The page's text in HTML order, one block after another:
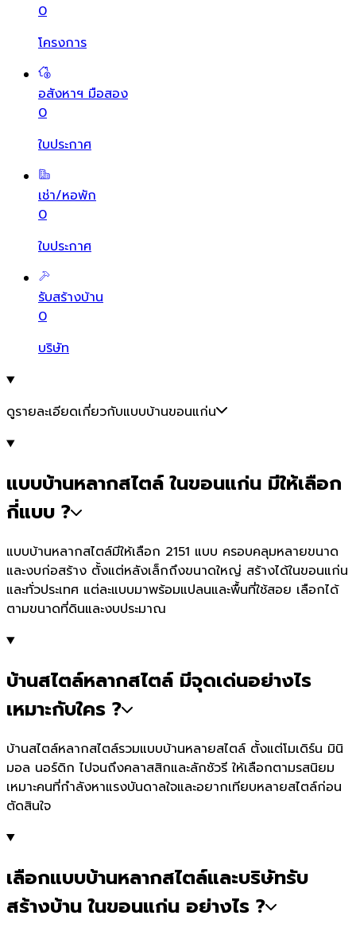
0
โครงการ
อสังหาฯ มือสอง
0
ใบประกาศ
เช่า/หอพัก
0
ใบประกาศ
รับสร้างบ้าน
0
บริษัท
ดูรายละเอียดเกี่ยวกับแบบบ้านขอนแก่น
แบบบ้านหลากสไตล์ ในขอนแก่น มีให้เลือก
กี่แบบ ?
แบบบ้านหลากสไตล์มีให้เลือก 2151 แบบ ครอบคลุมหลายขนาด
และงบก่อสร้าง ตั้งแต่หลังเล็กถึงขนาดใหญ่ สร้างได้ในขอนแก่น
และทั่วประเทศ แต่ละแบบมาพร้อมแปลนและพื้นที่ใช้สอย เลือกได้
ตามขนาดที่ดินและงบประมาณ
บ้านสไตล์หลากสไตล์ มีจุดเด่นอย่างไร
เหมาะกับใคร ?
บ้านสไตล์หลากสไตล์รวมแบบบ้านหลายสไตล์ ตั้งแต่โมเดิร์น มินิ
มอล นอร์ดิก ไปจนถึงคลาสสิกและลักชัวรี ให้เลือกตามรสนิยม
เหมาะคนที่กำลังหาแรงบันดาลใจและอยากเทียบหลายสไตล์ก่อน
ตัดสินใจ
เลือกแบบบ้านหลากสไตล์และบริษัทรับ
สร้างบ้าน ในขอนแก่น อย่างไร ?